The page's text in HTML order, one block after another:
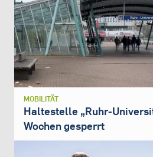
MOBILITÄT
Haltestelle „Ruhr-
Wochen gesperrt